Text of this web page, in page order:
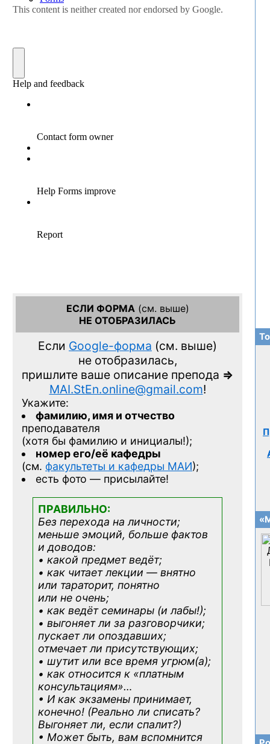
ЕСЛИ ФОРМА(см. выше)
НЕ ОТОБРАЗИЛАСЬ
Если Google-форма (см. выше)
не отобразилась,
пришлите ваше описание препода =>
MAI.StEn.online@gmail.com!
Укажите:
фамилию, имя и отчество
преподавателя
(хотя бы фамилию и инициалы!);
номер его/её кафедры
(см. факультеты и кафедры МАИ);
есть фото — присылайте!
ПРАВИЛЬНО:
Без перехода на личности;
меньше эмоций, больше фактов
и доводов:
• какой предмет ведёт;
• как читает лекции — внятно
или тараторит, понятно
или не очень;
• как ведёт семинары (и лабы!);
• выгоняет ли за разговорчики;
пускает ли опоздавших;
отмечает ли присутствующих;
• шутит или все время угрюм(а);
• как относится к «платным
консультациям»…
• И как экзамены принимает,
конечно! (Реально ли списать?
Выгоняет ли, если спалит?)
• Может быть, вам вспомнится